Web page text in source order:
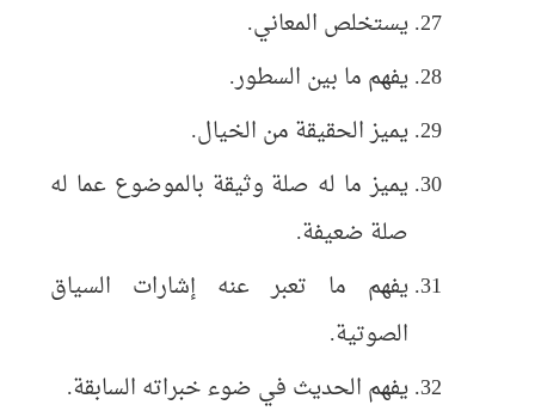
يستخلص المعاني.
يفهم ما بين السطور.
يميز الحقيقة من الخيال.
يميز ما له صلة وثيقة بالموضوع عما له
صلة ضعيفة.
يفهم ما تعبر عنه إشارات السياق
الصوتية.
يفهم الحديث في ضوء خبراته السابقة.